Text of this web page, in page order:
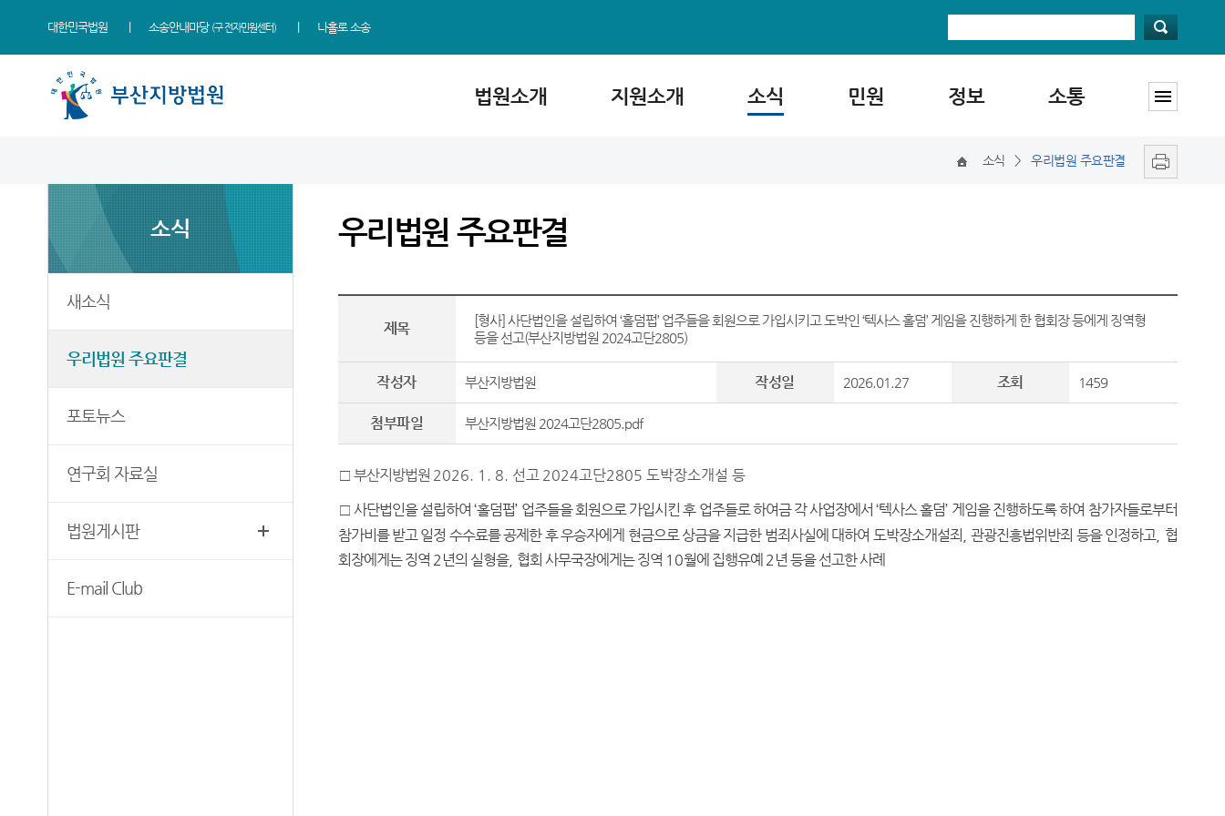
대한민국법원 소송안내마당 (구 전자민원센터) 나홀로 소송
법원소개 지원소개 소식 민원 정보 소통
조직 및 전화번호
등기국
찾아오시는길
서부지원
우리법원 주요판결
포토뉴스
E-mail Club
법률상담안내
자주묻는질문
한 우선지원센터
무인등본발급기 안내
판결서사본 제공신청
판결서 인터넷열람
부조리 신고센터
칭찬합니다
소식 > 우리법원 주요판결
소식
새소식
우리법원 주요판결
포토뉴스
연구회 자료실
법원게시판
E-mail Club
우리법원 주요판결
제목
[형사] 사단법인을 설립하여 ‘홀덤펍’ 업주들을 회원으로 가입시키고 도박인 ‘텍사스 홀덤’ 게임을 진행하게 한 협회장 등에게 징역형
등을 선고(부산지방법원 2024고단2805)
작성자 부산지방법원 작성일 2026.01.27 조회 1459
첨부파일 부산지방법원 2024고단2805.pdf
□ 부산지방법원 2026. 1. 8. 선고 2024고단2805 도박장소개설 등
□ 사단법인을 설립하여 ‘홀덤펍’ 업주들을 회원으로 가입시킨 후 업주들로 하여금 각 사업장에서 ‘텍사스 홀덤’ 게임을 진행하도록 하여 참가자들로부터
참가비를 받고 일정 수수료를 공제한 후 우승자에게 현금으로 상금을 지급한 범죄사실에 대하여 도박장소개설죄
,관광진흥법위반죄 등을 인정하고, 협
회장에게는 징역 2 년의 실형을, 협회 사무국장에게는 징역 10월에 집행유예 2 년 등을 선고한 사례